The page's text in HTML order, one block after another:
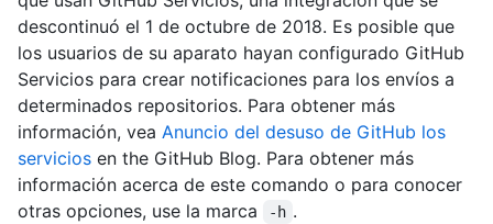
descontinuó el 1 de octubre de 2018. Es posible que
los usuarios de su aparato hayan configurado GitHub
Servicios para crear notificaciones para los envíos a
determinados repositorios. Para obtener más
información, vea Anuncio del desuso de GitHub los
servicios en the GitHub Blog. Para obtener más
información acerca de este comando o para conocer
otras opciones, use la marca
-h .